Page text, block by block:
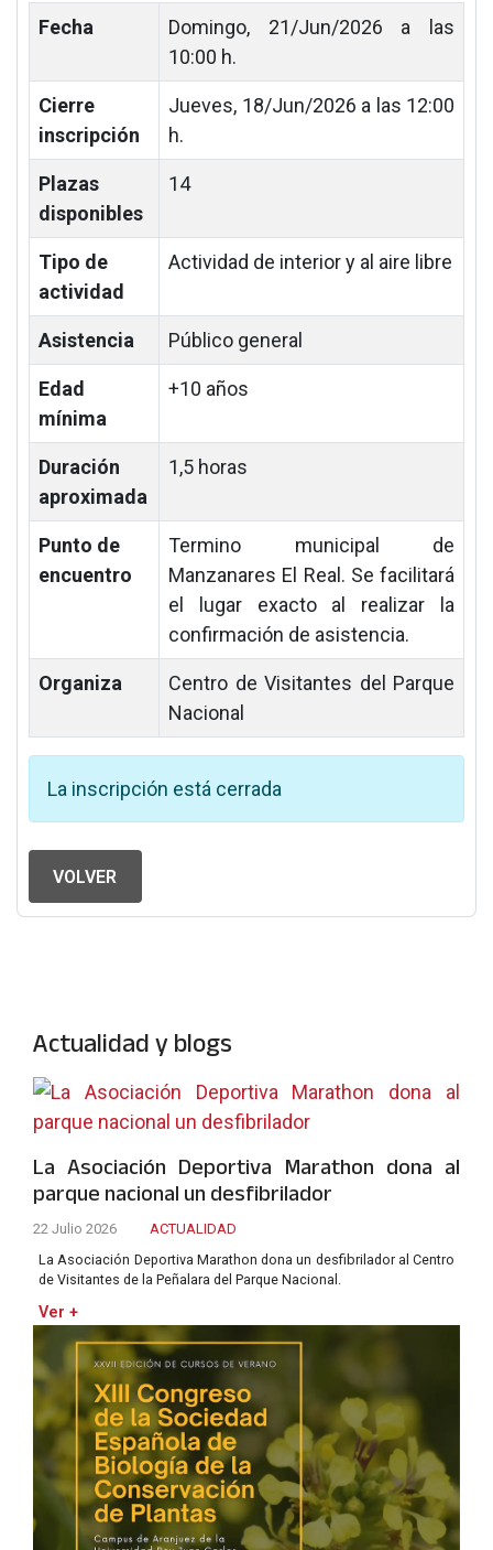
Fecha
Domingo, 21/Jun/2026 a las
10:00 h.
Cierre
inscripción
Jueves, 18/Jun/2026 a las 12:00
h.
Plazas
disponibles
14
Tipo de
actividad
Actividad de interior y al aire libre
Asistencia Público general
Edad
mínima
+10 años
Duración
aproximada
1,5 horas
Punto de
encuentro
Termino municipal de
Manzanares El Real. Se facilitará
el lugar exacto al realizar la
confirmación de asistencia.
Organiza
Centro de Visitantes del Parque
Nacional
La inscripción está cerrada
VOLVER
Actualidad y blogs
La Asociación Deportiva Marathon dona al
parque nacional un desfibrilador
22 Julio 2026
ACTUALIDAD
La Asociación Deportiva Marathon dona un desfibrilador al Centro
de Visitantes de la Peñalara del Parque Nacional.
Ver +